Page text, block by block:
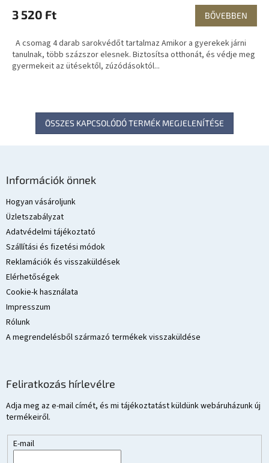
3 520 Ft BŐVEBBEN
A csomag 4 darab sarokvédőt tartalmaz Amikor a gyerekek járni
tanulnak, több százszor elesnek. Biztosítsa otthonát, és védje meg
gyermekeit az ütésektől, zúzódásoktól...
ÖSSZES KAPCSOLÓDÓ TERMÉK MEGJELENÍTÉSE
Információk önnek
Hogyan vásároljunk
Üzletszabályzat
Adatvédelmi tájékoztató
Szállítási és fizetési módok
Reklamációk és visszaküldések
Elérhetőségek
Cookie-k használata
Impresszum
Rólunk
A megrendelésből származó termékek visszaküldése
Feliratkozás hírlevélre
Adja meg az e-mail címét, és mi tájékoztatást küldünk webáruházunk új
termékeiről.
E-mail